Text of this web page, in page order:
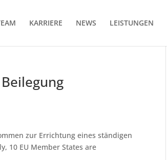
KARRIERE NEWS LEISTUNGEN
zur Errichtung eines ständigen
10 EU Member States are